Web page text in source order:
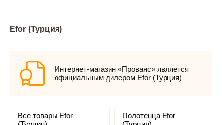
Efor (Турция)
Интернет-магазин «Прованс» является
официальным дилером Efor (Турция)
Все товары Efor
Полотенца Efor